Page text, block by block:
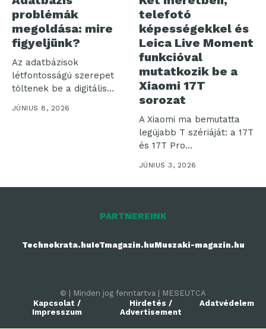
problémák
megoldása: mire
figyeljünk?
Az adatbázisok
létfontosságú szerepet
töltenek be a digitális
környezetben, de
előfordul, hogy...
JÚNIUS 8, 2026
telefotó
képességekkel és
Leica Live Moment
funkcióval
mutatkozik be a
Xiaomi 17T
sorozat
A Xiaomi ma bemutatta
legújabb T szériáját: a 17T
és 17T Pro...
JÚNIUS 3, 2026
PARTNEREINK
Technokrata.huIoTmagazin.huMuszaki-magazin.hu
© | Minden jog fenntartva | MESEUTCA
Kapcsolat /
Impresszum
Hirdetés /
Advertisement
Adatvédelem